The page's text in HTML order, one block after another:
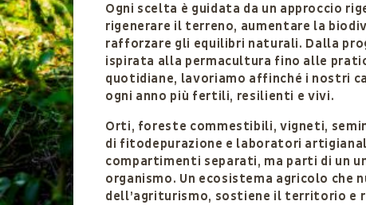
Ogni scelta è guidata da un approccio
rigenerare il terreno, aumentare la
rafforzare gli equilibri naturali. Dalla
ispirata alla permacultura fino alle
quotidiane, lavoriamo affinché i nostri
ogni anno più fertili, resilienti e vivi.
Orti, foreste commestibili, vigneti,
di fitodepurazione e laboratori
compartimenti separati, ma parti di un
organismo. Un ecosistema agricolo che
dell’agriturismo, sostiene il territorio e